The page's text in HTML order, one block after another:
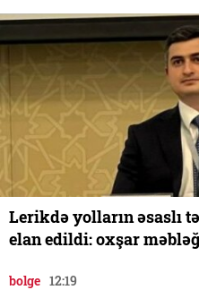
Lerikdə yolların əsaslı
elan edildi: oxşar
bolge 12:19